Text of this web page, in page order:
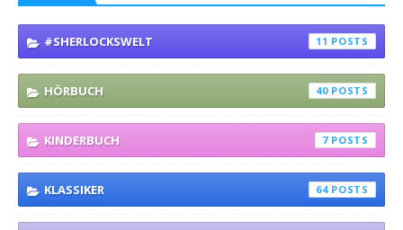
#SHERLOCKSWELT 11
HÖRBUCH 40
KINDERBUCH 7
KLASSIKER 64